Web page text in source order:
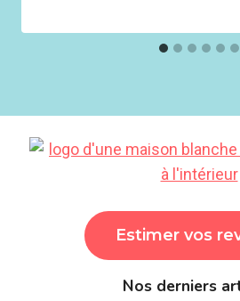
Estimer vos
Nos derniers